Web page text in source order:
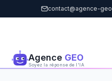
contact@agence-
Agence GEO
Soyez la réponse de l'IA